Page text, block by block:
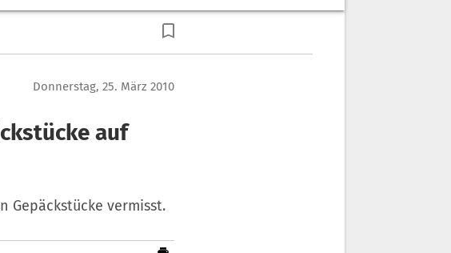
Donnerstag, 25. März 2010
auf
Gepäckstücke vermisst.